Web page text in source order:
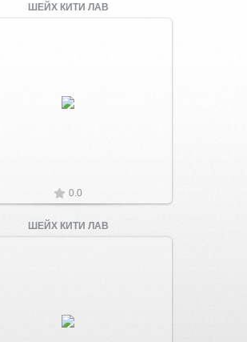
ШЕЙХ КИТИ ЛАВ
Увеличить
0.0
ШЕЙХ КИТИ ЛАВ
Увеличить